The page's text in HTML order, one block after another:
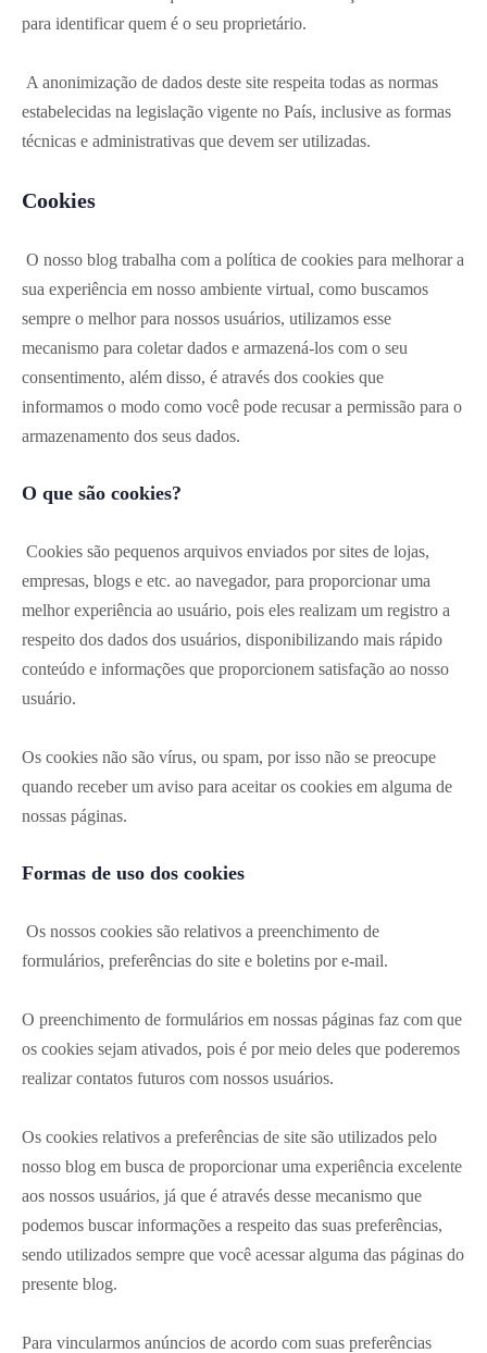
para identificar quem é o seu proprietário.
A anonimização de dados deste site respeita todas as normas
estabelecidas na legislação vigente no País, inclusive as formas
técnicas e administrativas que devem ser utilizadas.
Cookies
O nosso blog trabalha com a política de cookies para melhorar a
sua experiência em nosso ambiente virtual, como buscamos
sempre o melhor para nossos usuários, utilizamos esse
mecanismo para coletar dados e armazená-los com o seu
consentimento, além disso, é através dos cookies que
informamos o modo como você pode recusar a permissão para o
armazenamento dos seus dados.
O que são cookies?
Cookies são pequenos arquivos enviados por sites de lojas,
empresas, blogs e etc. ao navegador, para proporcionar uma
melhor experiência ao usuário, pois eles realizam um registro a
respeito dos dados dos usuários, disponibilizando mais rápido
conteúdo e informações que proporcionem satisfação ao nosso
usuário.
Os cookies não são vírus, ou spam, por isso não se preocupe
quando receber um aviso para aceitar os cookies em alguma de
nossas páginas.
Formas de uso dos cookies
Os nossos cookies são relativos a preenchimento de
formulários, preferências do site e boletins por e-mail.
O preenchimento de formulários em nossas páginas faz com que
os cookies sejam ativados, pois é por meio deles que poderemos
realizar contatos futuros com nossos usuários.
Os cookies relativos a preferências de site são utilizados pelo
nosso blog em busca de proporcionar uma experiência excelente
aos nossos usuários, já que é através desse mecanismo que
podemos buscar informações a respeito das suas preferências,
sendo utilizados sempre que você acessar alguma das páginas do
presente blog.
Para vincularmos anúncios de acordo com suas preferências